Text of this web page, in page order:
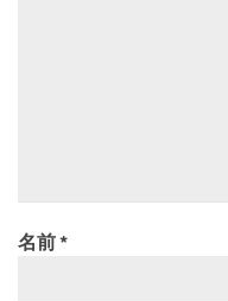
名前*